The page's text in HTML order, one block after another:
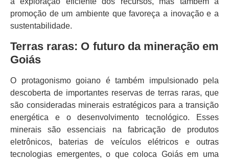
promoção de um ambiente que favoreça a inovação e a
sustentabilidade.
Terras raras: O futuro da mineração em
Goiás
O protagonismo goiano é também impulsionado pela
descoberta de importantes reservas de terras raras, que
são consideradas minerais estratégicos para a transição
energética e o desenvolvimento tecnológico. Esses
minerais são essenciais na fabricação de produtos
eletrônicos, baterias de veículos elétricos e outras
tecnologias emergentes, o que coloca Goiás em uma